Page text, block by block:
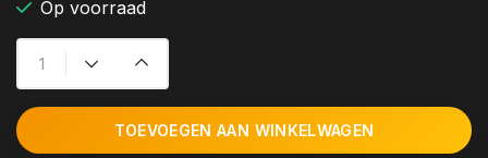
Op voorraad
TOEVOEGEN AAN WINKELWAGEN